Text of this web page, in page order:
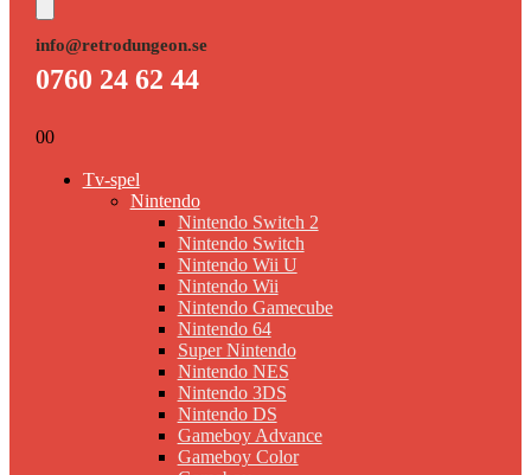
info@retrodungeon.se
0760 24 62 44
00
Tv-spel
Nintendo
Nintendo Switch 2
Nintendo Switch
Nintendo Wii U
Nintendo Wii
Nintendo Gamecube
Nintendo 64
Super Nintendo
Nintendo NES
Nintendo 3DS
Nintendo DS
Gameboy Advance
Gameboy Color